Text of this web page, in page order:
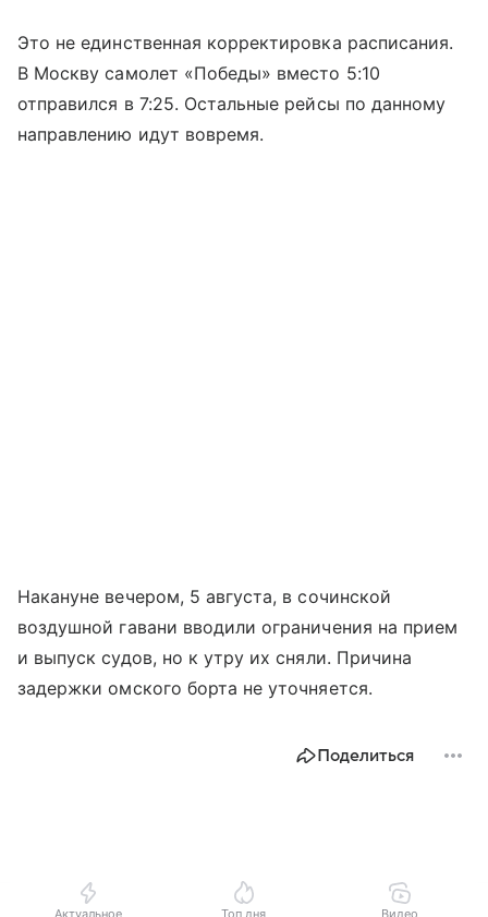
Это не единственная корректировка расписания.
В Москву самолет «Победы» вместо 5:10
отправился в 7:25. Остальные рейсы по данному
направлению идут вовремя.
Накануне вечером, 5 августа, в сочинской
воздушной гавани вводили ограничения на прием
и выпуск судов, но к утру их сняли. Причина
задержки омского борта не уточняется.
Поделиться
Актуальное Топ дня Видео